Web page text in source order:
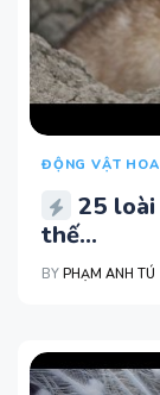
ĐỘNG VẬT
25
thế...
BY PHẠM ANH TÚ